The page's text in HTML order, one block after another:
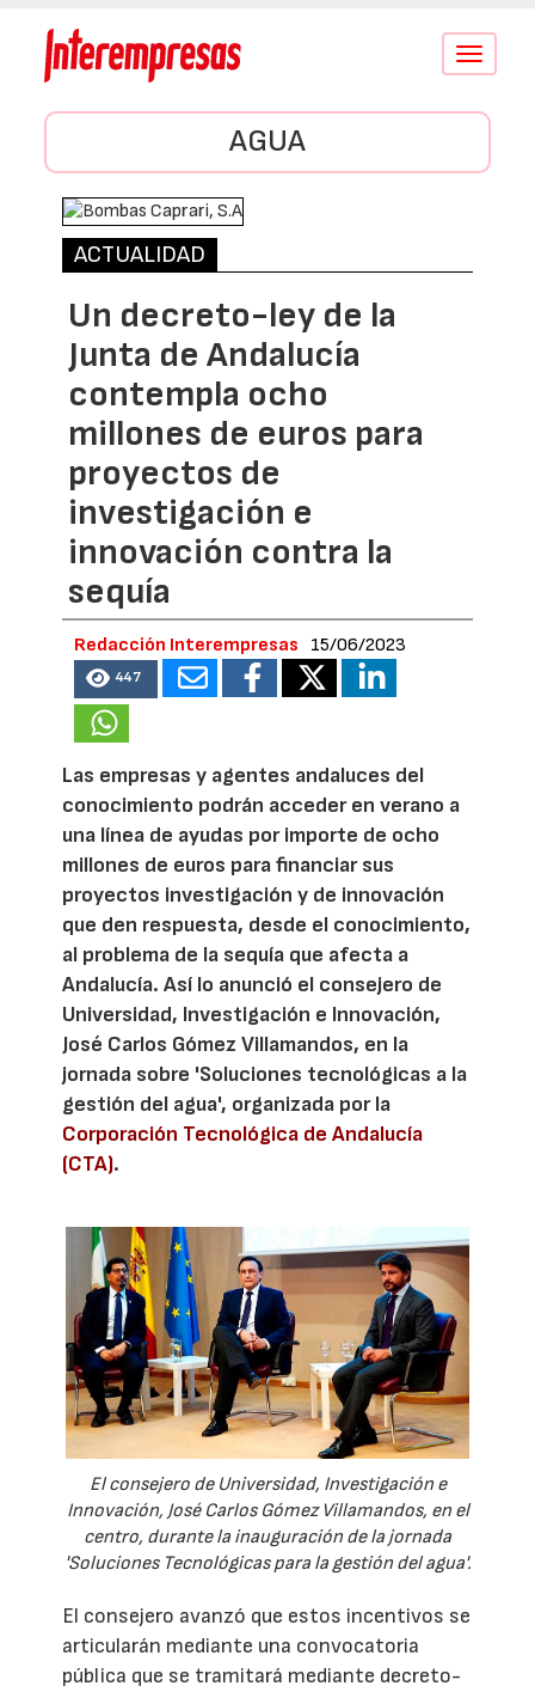
Conmutar
AGUA
ACTUALIDAD
Un decreto-ley de la
Junta de Andalucía
contempla ocho
millones de euros para
proyectos de
investigación e
innovación contra la
sequía
Redacción Interempresas 15/06/2023
447
Las empresas y agentes andaluces del
conocimiento podrán acceder en verano a
una línea de ayudas por importe de ocho
millones de euros para financiar sus
proyectos investigación y de innovación
que den respuesta, desde el conocimiento,
al problema de la sequía que afecta a
Andalucía. Así lo anunció el consejero de
Universidad, Investigación e Innovación,
José Carlos Gómez Villamandos, en la
jornada sobre 'Soluciones tecnológicas a la
gestión del agua', organizada por la
Corporación Tecnológica de Andalucía
(CTA).
El consejero de Universidad, Investigación e
Innovación, José Carlos Gómez Villamandos, en el
centro, durante la inauguración de la jornada
'Soluciones Tecnológicas para la gestión del agua'.
El consejero avanzó que estos incentivos se
articularán mediante una convocatoria
pública que se tramitará mediante decreto-